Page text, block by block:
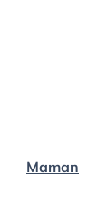
Maman